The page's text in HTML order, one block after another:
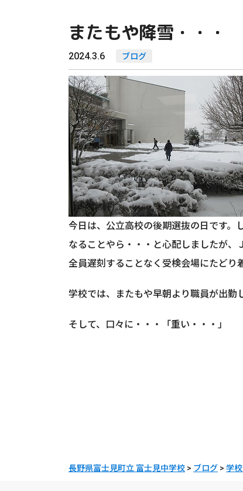
またもや降雪・・・
2024.3.6 ブログ
今日は、公立高校の後期選抜の日です。
なることやら・・・と心配しましたが、
全員遅刻することなく受検会場にたどり
学校では、またもや早朝より職員が出勤
そして、口々に・・・「重い・・・
長野県富士見町立 富士見中学校 > ブログ > 学